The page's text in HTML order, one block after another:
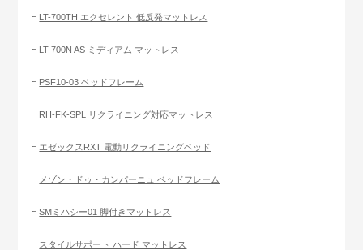
LT-700TH エクセレント 低反発マットレス
LT-700N AS ミディアム マットレス
PSF10-03 ベッドフレーム
RH-FK-SPL リクライニング対応マットレス
エゼックスRXT 電動リクライニングベッド
メゾン・ドゥ・カンパーニュ ベッドフレーム
SMミハシー01 脚付きマットレス
スタイルサポート ハード マットレス